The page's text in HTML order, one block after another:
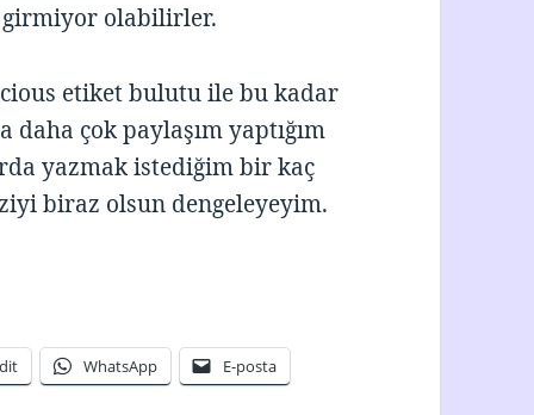
girmiyor olabilirler.
etiket bulutu ile bu kadar
çok paylaşım yaptığım
yazmak istediğim bir kaç
biraz olsun dengeleyeyim.
WhatsApp E-posta